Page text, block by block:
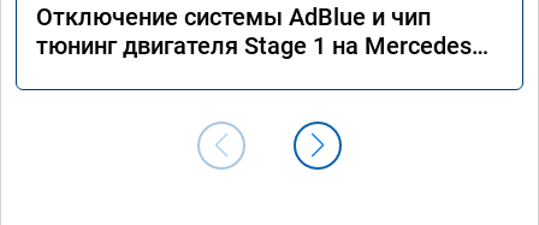
Отключение системы AdBlue и чип
тюнинг двигателя Stage 1 на Mercedes